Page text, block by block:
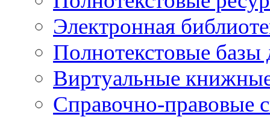
Электронная
Полнотекстовые
Виртуальные
Справочно-правовые